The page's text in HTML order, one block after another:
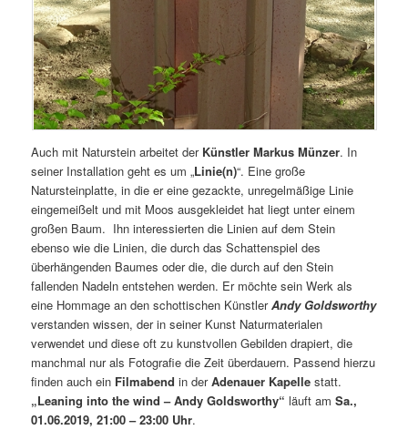
Auch mit Naturstein arbeitet der Künstler Markus Münzer. In
seiner Installation geht es um „Linie(n)“. Eine große
Natursteinplatte, in die er eine gezackte, unregelmäßige Linie
eingemeißelt und mit Moos ausgekleidet hat liegt unter einem
großen Baum. Ihn interessierten die Linien auf dem Stein
ebenso wie die Linien, die durch das Schattenspiel des
überhängenden Baumes oder die, die durch auf den Stein
fallenden Nadeln entstehen werden. Er möchte sein Werk als
eine Hommage an den schottischen KünstlerAndy Goldsworthy
verstanden wissen, der in seiner Kunst Naturmaterialen
verwendet und diese oft zu kunstvollen Gebilden drapiert, die
manchmal nur als Fotografie die Zeit überdauern. Passend hierzu
finden auch ein Filmabendin derAdenauer Kapelle statt.
„Leaning into the wind – Andy Goldsworthy“ läuft amSa.,
01.06.2019, 21:00 – 23:00 Uhr.